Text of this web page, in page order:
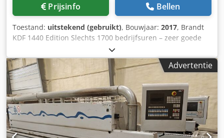
Prijsinfo Bellen
Toestand: uitstekend (gebruikt), Bouwjaar: 2017, Brandt
KDF 1440 Edition Slechts 1700 bedrijfsuren – zeer goede
staat – kan ook geleverd worden met voorverwarmstation
XES 200 Autark (+ € 4500,-) OVERZICHT VAN DE
AGGREGATEN: AANVOEGFREESAGGREGAT 2 X 2,2 KW 200
HZ LIJNAGGREGAT QA 65 N AFKORTAGGREGAT
SCHUIN/RECHT 2 X 0,18 KW PNEUMATISCHE VERSTELLING
AFKORTEN SCHUIN/RECHT MEERSTAPS-FREESAGGREGAT
MS 40 TEGENLOPEND PNEUMATISCHE 2-PUNT-
VERSTELLING VORMFREESAGGREGAT 1 X 0,35 KW WD 60;
ook voor constructievloeren PNEUMATISCHE 2-PUNT-
Advertentie